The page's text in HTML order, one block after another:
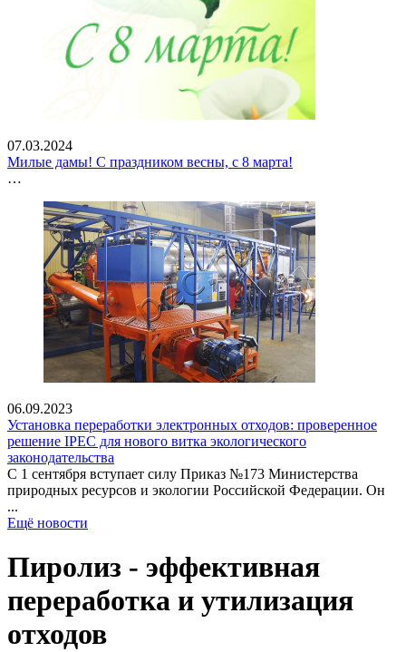
07.03.2024
Милые дамы! С праздником весны, с 8 марта!
…
06.09.2023
Установка переработки электронных отходов: проверенное
решение IPEC для нового витка экологического
законодательства
С 1 сентября вступает силу Приказ №173 Министерства
природных ресурсов и экологии Российской Федерации. Он
...
Ещё новости
Пиролиз - эффективная
переработка и утилизация
отходов